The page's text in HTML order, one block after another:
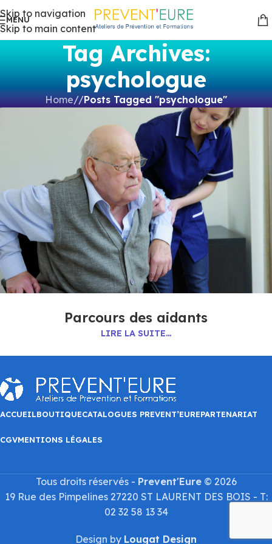
Skip to navigation
Skip to main content
MENU
Tag Archives:
psychologue
Home/ Posts Tagged "psychologue"
Parcours des aidants
LIRE LA SUITE…
ACCUEILBOUTIQUECATALOGUES PREVENT’EUREPARTENARIAT
CGVMENTIONS LÉGALES
Tous droits réservés - Prevent'Eure© 2026
19 Rue des Pimpelines 27220 ST LAURENT DES BOIS - T:
02 32 58 13 34
Design by Lougat Design